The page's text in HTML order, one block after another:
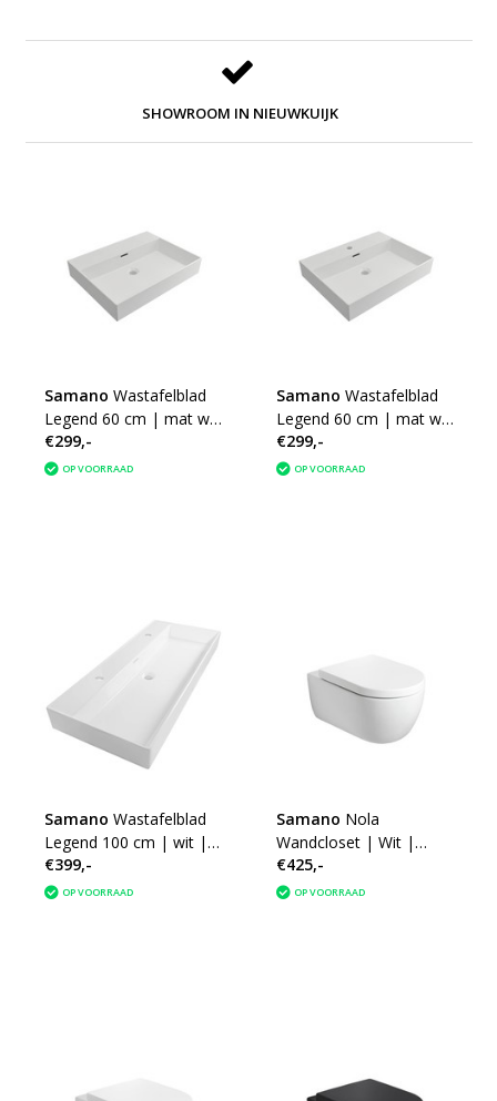
SHOWROOM IN NIEUWKUIJK
Samano Wastafelblad
Legend 60 cm | mat wit
| enkele spoelbak |
geen kraangaten
€299,-
OP VOORRAAD
Samano Wastafelblad
Legend 60 cm | mat wit
| enkele spoelbak | 1
kraangat
€299,-
OP VOORRAAD
Samano Wastafelblad
Legend 100 cm | wit | 2
kraangaten
€399,-
OP VOORRAAD
Samano Nola
Wandcloset | Wit |
Softclose | Quick
Release | Diepspoel |
€425,-
OP VOORRAAD